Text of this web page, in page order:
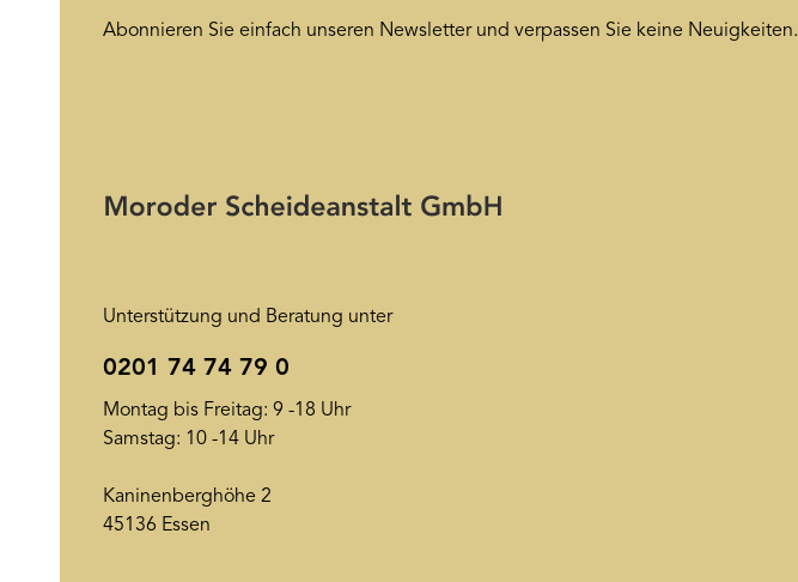
Abonnieren Sie einfach unseren Newsletter und verpassen Sie keine Neuigkeiten.
Unterstützung und Beratung unter
0201 74 74 79 0
Montag bis Freitag: 9 -18 Uhr
Samstag: 10 -14 Uhr
Kaninenberghöhe 2
45136 Essen